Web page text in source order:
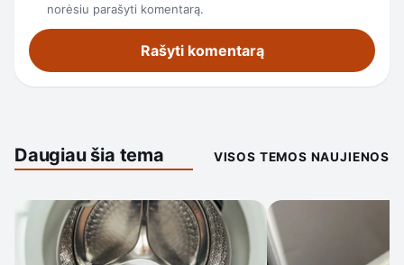
norėsiu parašyti komentarą.
Daugiau šia tema VISOS TEMOS NAUJIENOS